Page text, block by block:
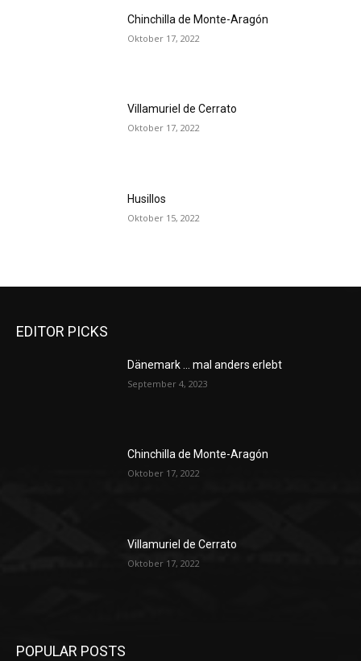
Chinchilla de Monte-Aragón
Oktober 17, 2022
Villamuriel de Cerrato
Oktober 17, 2022
Husillos
Oktober 15, 2022
EDITOR PICKS
Dänemark … mal anders erlebt
September 4, 2023
Chinchilla de Monte-Aragón
Oktober 17, 2022
Villamuriel de Cerrato
Oktober 17, 2022
POPULAR POSTS